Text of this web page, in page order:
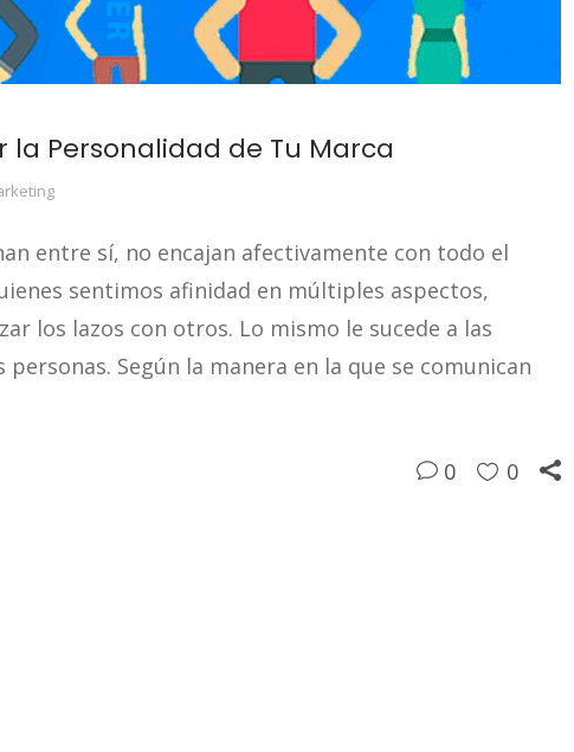
la Personalidad de Tu Marca
entre sí, no encajan afectivamente con todo el
sentimos afinidad en múltiples aspectos,
los lazos con otros. Lo mismo le sucede a las
Según la manera en la que se comunican
0 0